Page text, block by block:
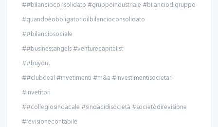
##bilancioconsolidato #gruppoindustriale #bilanciodigruppo
#quandoèobbligatorioilbilancioconsolidato
##bilanciosociale
##businessangels #venturecapitalist
##buyout
##clubdeal #invetimenti #m&a #investimentisocietari
#invetitori
##collegiosindacale #sindacidisocietà #societòdirevisione
#revisionecontabile